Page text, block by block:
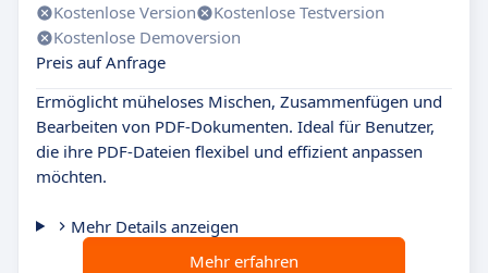
Kostenlose Version
Kostenlose Testversion
Kostenlose Demoversion
Preis auf Anfrage
Ermöglicht müheloses Mischen, Zusammenfügen und
Bearbeiten von PDF-Dokumenten. Ideal für Benutzer,
die ihre PDF-Dateien flexibel und effizient anpassen
möchten.
Mehr Details anzeigen
Mehr erfahren